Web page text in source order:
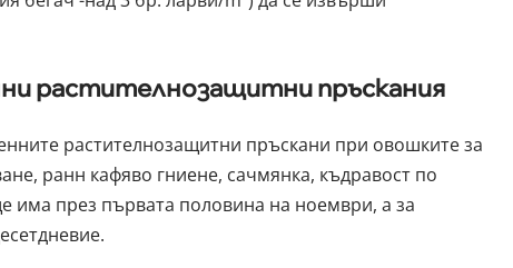
растителнозащитни пръскания
растителнозащитни пръскани при овошките за
ранн кафяво гниене, сачмянка, къдравост по
има през първата половина на ноември, а за